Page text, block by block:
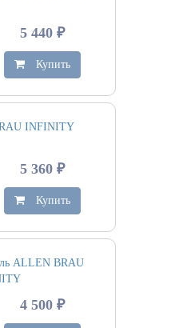
5 440 ₽
Купить
INFINITY
5 360 ₽
Купить
ALLEN BRAU
4 500 ₽